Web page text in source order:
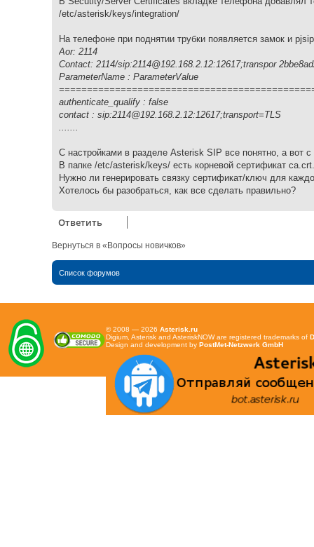
/etc/asterisk/keys/integration/
На телефоне при поднятии трубки появляется замок и
Aor: 2114
Contact: 2114/sip:2114@192.168.2.12:12617;transpor
ParameterName : ParameterValue
authenticate_qualify : false
contact : sip:2114@192.168.2.12:12617;transport=TLS
С настройками в разделе Asterisk SIP все понятно, а вот
В папке /etc/asterisk/keys/ есть корневой сертификат
Нужно ли генерировать связку сертификат/ключ для
Хотелось бы разобраться, как все сделать правильно?
Ответить
Вернуться в «Вопросы новичков»
Список форумов
© 2008 — 2026 Asterisk.ru
Digium, Asterisk and AsteriskNOW are registered trademarks of
Design and development by PostMet-Netzwerk GmbH